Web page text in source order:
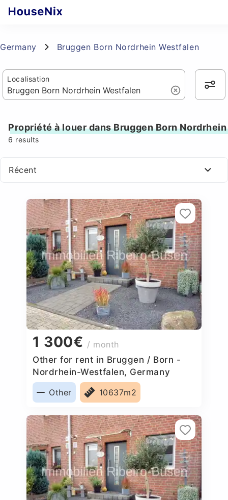
Germany Bruggen Born Nordrhein Westfalen
Localisation
Propriété à louer dans Bruggen Born
6 results
Récent
1 300€ / month
Other for rent in Bruggen / Born -
Nordrhein-Westfalen, Germany
Other
10637m2